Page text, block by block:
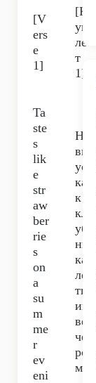
[V
ers
e
1]
[К
уп
ле
т
1]
Ta
ste
s
lik
e
str
aw
ber
rie
s
on
a
su
m
me
r
ev
eni
На
вк
ус,
ка
к
кл
уб
ни
ка
ле
тн
им
ве
че
ро
м,